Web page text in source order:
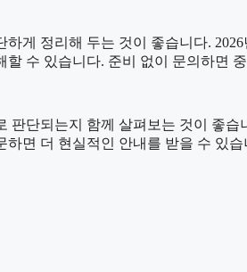
게 정리해 두는 것이 좋습니다.
수 있습니다. 준비 없이 문의하면
단되는지 함께 살펴보는 것이 좋
면 더 현실적인 안내를 받을 수 있습